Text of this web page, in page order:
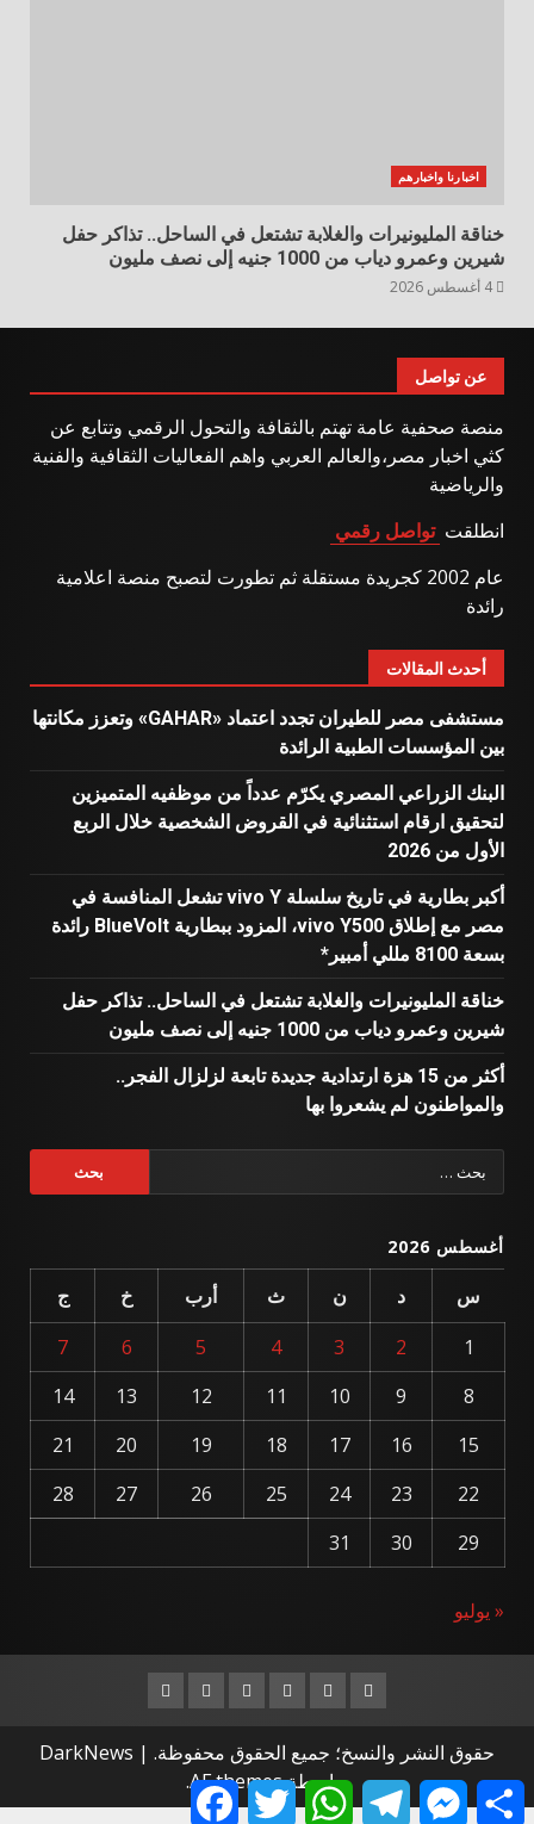
اخبارنا واخبارهم
خناقة المليونيرات والغلابة تشتعل في الساحل.. تذاكر حفل
شيرين وعمرو دياب من 1000 جنيه إلى نصف مليون
عن تواصل
منصة صحفية عامة تهتم بالثقافة والتحول الرقمي وتتابع عن
كثي اخبار مصر،والعالم العربي واهم الفعاليات الثقافية والفنية
والرياضية
انطلقت تواصل رقمي
عام 2002 كجريدة مستقلة ثم تطورت لتصبح منصة اعلامية
رائدة
أحدث المقالات
مستشفى مصر للطيران تجدد اعتماد «GAHAR» وتعزز مكانتها
بين المؤسسات الطبية الرائدة
البنك الزراعي المصري يكرّم عدداً من موظفيه المتميزين
لتحقيق ارقام استثنائية في القروض الشخصية خلال الربع
الأول من 2026
أكبر بطارية في تاريخ سلسلة vivo Y تشعل المنافسة في
مصر مع إطلاق vivo Y500، المزود ببطارية BlueVolt رائدة
بسعة 8100 مللي أمبير*
خناقة المليونيرات والغلابة تشتعل في الساحل.. تذاكر حفل
شيرين وعمرو دياب من 1000 جنيه إلى نصف مليون
أكثر من 15 هزة ارتدادية جديدة تابعة لزلزال الفجر..
والمواطنون لم يشعروا بها
عن:
أغسطس 2026
س د ن ث أرب خ
ج
1
2
3
4
5
6
7
8
9
10
11
12
13
14
15
16
17
18
19
20
21
22
23
24
25
26
27
28
29
30
31
« يوليو
Facebook
Twitter
Linkedin
VK
Youtube
Instagram
حقوق النشر والنسخ؛ جميع الحقوق محفوظة. |
DarkNews
بواسطة AF themes.
FacebookTwitter
WhatsAppTelegramMessenger Share